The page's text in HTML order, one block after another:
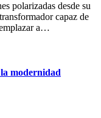
capaz de
a…
modernidad